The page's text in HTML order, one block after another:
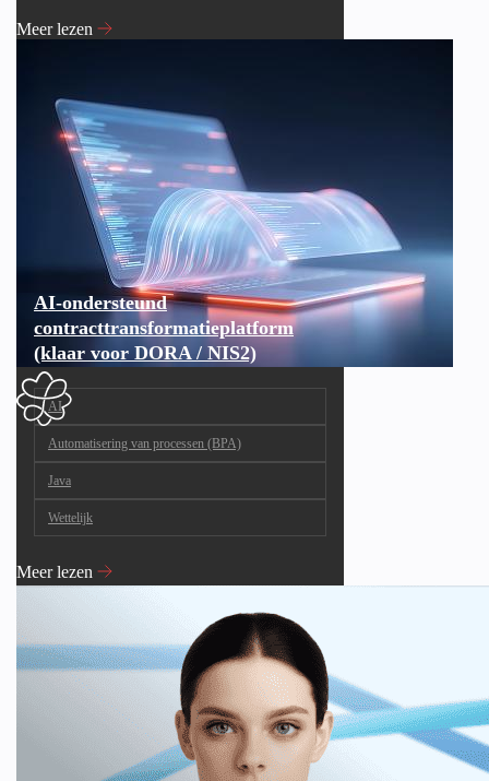
Meer lezen
AI-ondersteund
contracttransformatie­platform
(klaar voor DORA / NIS2)
AI
Automatisering van processen (BPA)
Java
Wettelijk
Meer lezen